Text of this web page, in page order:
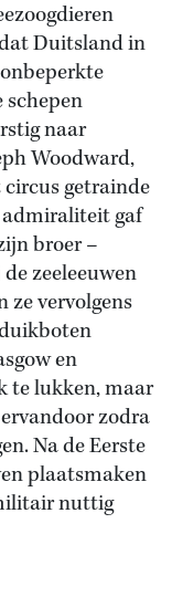
Duitsland in
naar
Woodward,
getrainde
admiraliteit gaf
broer –
zeeleeuwen
ze vervolgens
en
te lukken, maar
zodra
Na de Eerste
plaatsmaken
nuttig